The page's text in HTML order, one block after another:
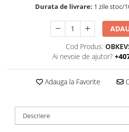
Durata de livrare: 1 zile stoc/
Cod Produs:
Ai nevoie de ajutor?
Adauga la Favorite
Descriere